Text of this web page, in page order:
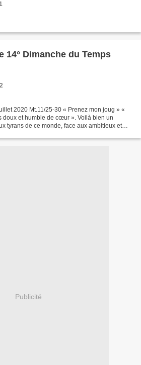
14° Dimanche du Temps
2020 Mt.11/25-30 « Prenez mon joug » «
doux et humble de cœur ». Voilà bien un
tyrans de ce monde, face aux ambitieux et
Publicité